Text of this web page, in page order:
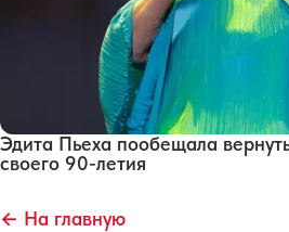
Эдита Пьеха пообещала
своего 90-летия
← На главную